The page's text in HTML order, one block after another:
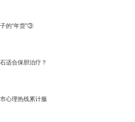
的“年货”③
适合保胆治疗？
心理热线累计服